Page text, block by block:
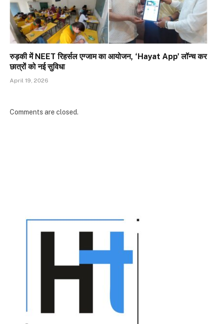
रुड़की में NEET रिहर्सल एग्जाम का आयोजन, ‘Hayat App’ लॉन्च कर
छात्रों को नई सुविधा
April 19, 2026
Comments are closed.